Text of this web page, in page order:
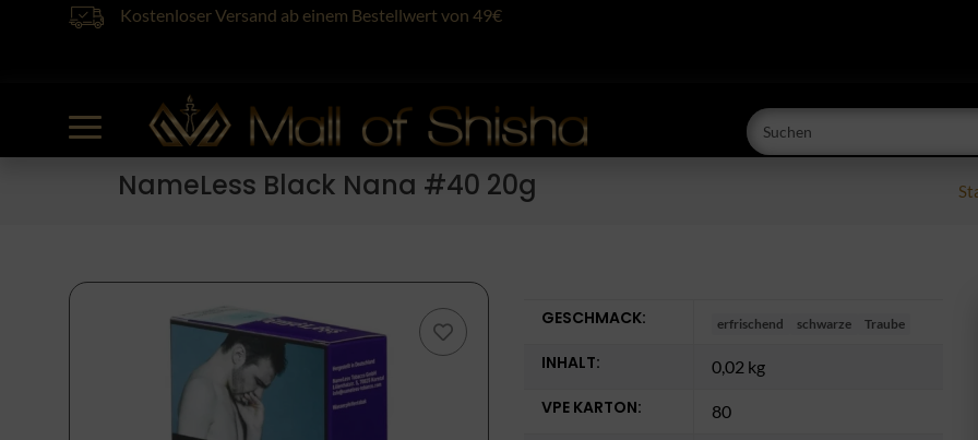
Kostenloser Versand ab einem Bestellwert von 49€
NameLess Black Nana #40 20g
GESCHMACK: erfrischend schwarze Traube
INHALT: 0,02 kg
VPE KARTON: 80